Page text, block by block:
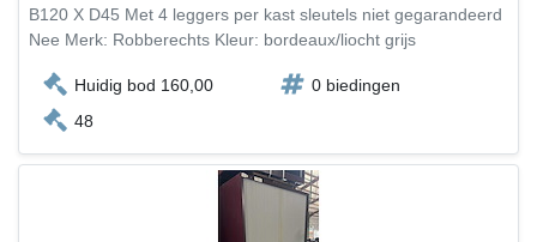
B120 X D45 Met 4 leggers per kast sleutels niet gegarandeerd
Nee Merk: Robberechts Kleur: bordeaux/liocht grijs
Huidig bod 160,00
0 biedingen
48